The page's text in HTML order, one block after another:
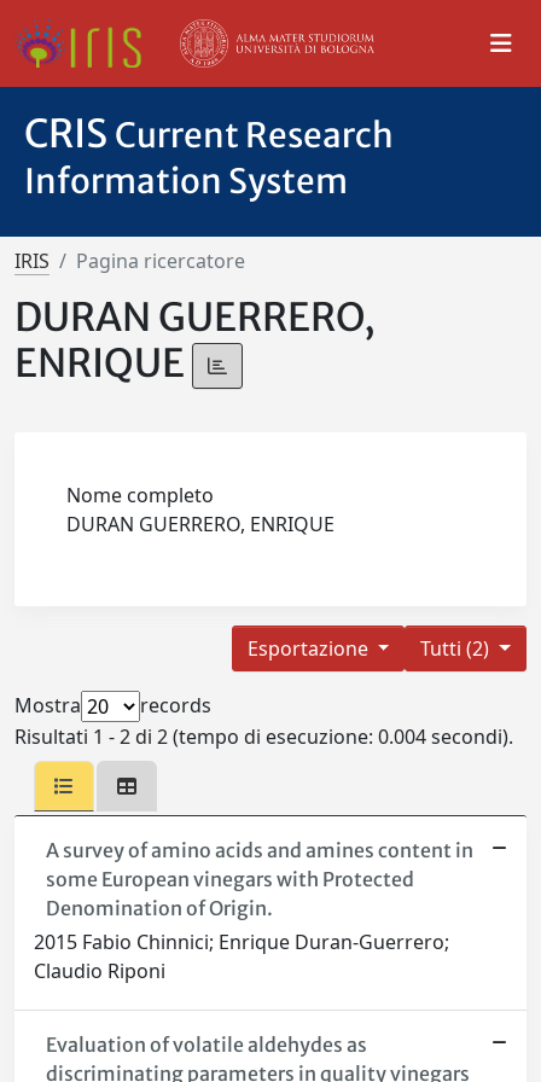
CRIS Current Research
Information System
IRIS Pagina ricercatore
DURAN GUERRERO,
ENRIQUE
Nome completo
DURAN GUERRERO, ENRIQUE
Tutti (2)
Esportazione
Mostra
records
Risultati 1 - 2 di 2 (tempo di esecuzione: 0.004 secondi).
A survey of amino acids and amines content in
some European vinegars with Protected
Denomination of Origin.
2015 Fabio Chinnici; Enrique Duran-Guerrero;
Claudio Riponi
Evaluation of volatile aldehydes as
discriminating parameters in quality vinegars